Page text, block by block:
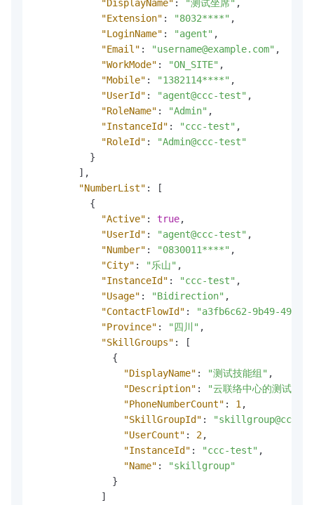
"DisplayName" : "测试坐席" ,
"Extension" : "8032****" ,
"LoginName" : "agent" ,
"Email" : "username@example.com" ,
"WorkMode" : "ON_SITE" ,
"Mobile" : "1382114****" ,
"UserId" : "agent@ccc-test" ,
"RoleName" : "Admin" ,
"InstanceId" : "ccc-test" ,
"RoleId" :
"Admin@ccc-test"
}
] ,
"NumberList" :
[
{
"Active" : true,
"UserId" : "agent@ccc-test" ,
"Number" : "0830011****" ,
"City" : "乐山" ,
"InstanceId" : "ccc-test" ,
"Usage" : "Bidirection" ,
"ContactFlowId" :
"a3fb6c62-9b49-4942-
"Province" : "四川" ,
"SkillGroups" :
[
{
"DisplayName" : "测试技能组" ,
"Description" :
"云联络中心的测试技
"PhoneNumberCount" : 1 ,
"SkillGroupId" :
"skillgroup@ccc-
"UserCount" : 2,
"InstanceId" : "ccc-test" ,
"Name" :
"skillgroup"
}
]